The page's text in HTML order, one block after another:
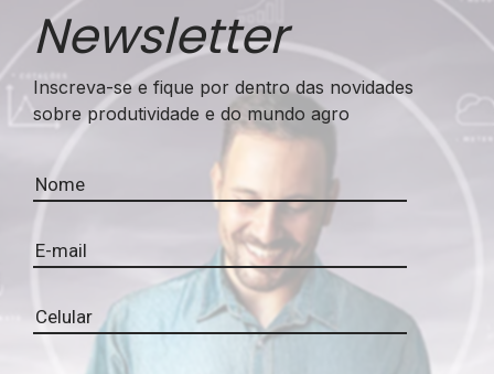
Newsletter
Inscreva-se e fique por dentro das novidades
sobre produtividade e do mundo agro